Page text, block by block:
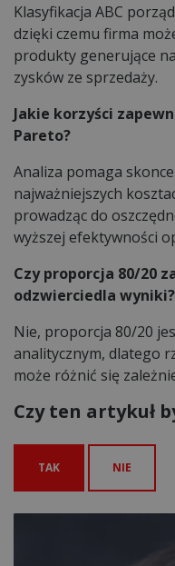
Klasyfikacja ABC
dzięki czemu firma
produkty generujące
zysków ze sprzedaży.
Jakie korzyści
Pareto?
Analiza pomaga
najważniejszych
prowadząc do
wyższej efektywności
Czy proporcja 80/20
odzwierciedla wyniki?
Nie, proporcja 80/20
analitycznym, dlatego
może różnić się
Czy ten artykuł
TAK NIE